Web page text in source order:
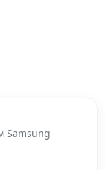
Samsung